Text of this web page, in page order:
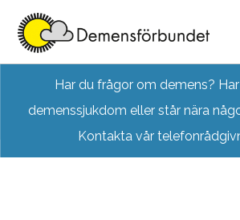
content
Har du frågor om demens?
demenssjukdom eller står nära
Kontakta vår